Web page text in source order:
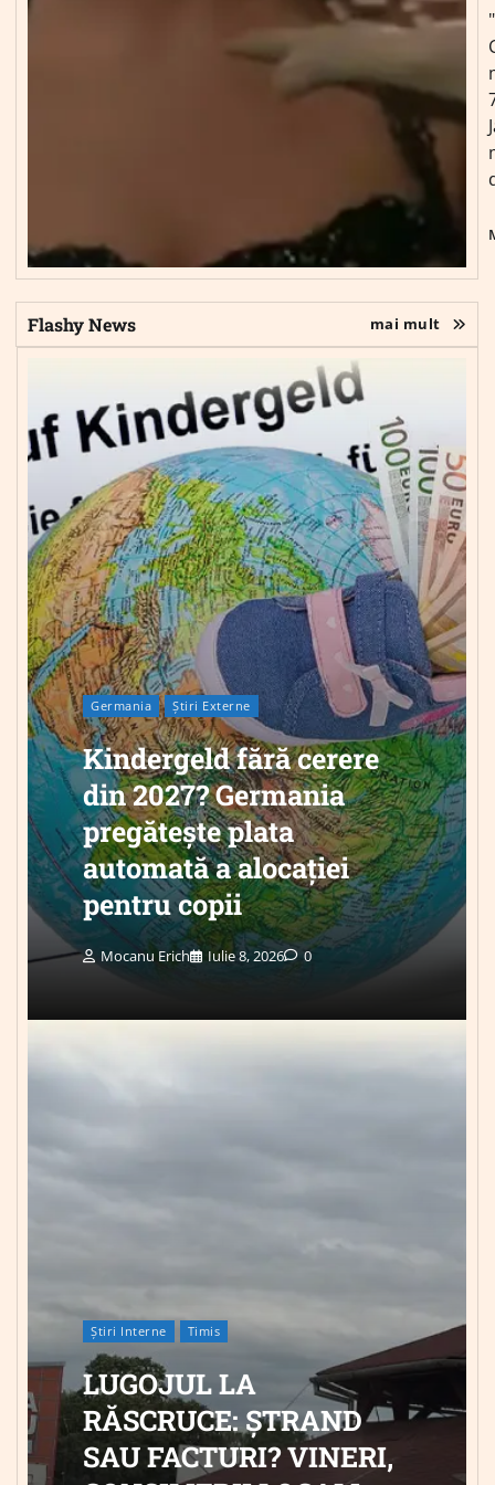
Flashy News mai mult
Germania Știri Externe
Kindergeld fără cerere
din 2027? Germania
pregătește plata
automată a alocației
pentru copii
Mocanu Erich Iulie 8, 2026 0
Știri Interne Timis
LUGOJUL LA
RĂSCRUCE: ȘTRAND
SAU FACTURI? VINERI,